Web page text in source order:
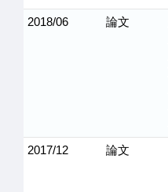
2018/06 論文
2017/12 論文